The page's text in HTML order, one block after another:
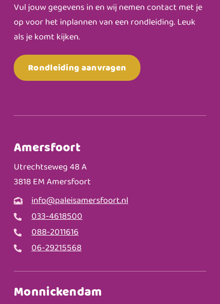
Vul jouw gegevens in en wij nemen contact met je
op voor het inplannen van een rondleiding. Leuk
als je komt kijken.
Rondleiding aanvragen
Amersfoort
Utrechtseweg 48 A
3818 EM Amersfoort
info@paleisamersfoort.nl
033-4618500
088-2011616
06-29215568
Monnickendam